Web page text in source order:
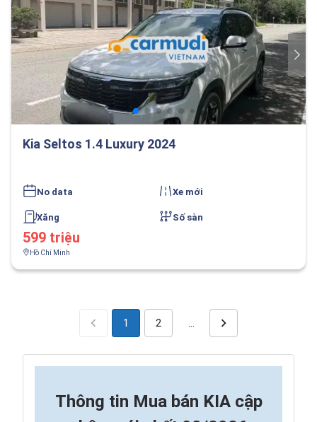
Kia Seltos 1.4 Luxury 2024
No data Xe mới
Xăng Số sàn
599 triệu
Hồ Chí Minh
1 2
Thông tin Mua bán KIA cập